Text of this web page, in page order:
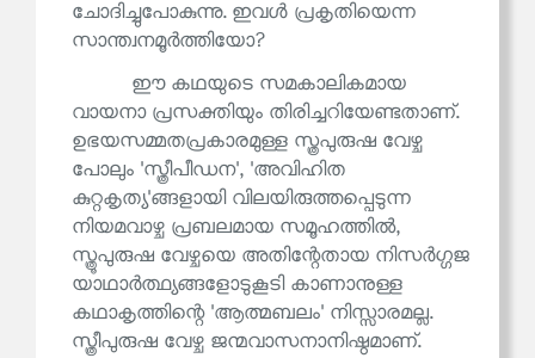
ചോദിച്ചുപോകുന്നു. ഇവൾ പ്രകൃതിയെന്ന
സാന്ത്വനമൂർത്തിയോ?
ഈ കഥയുടെ സമകാലികമായ
വായനാ പ്രസക്തിയും തിരിച്ചറിയേണ്ടതാണ്.
ഉഭയസമ്മതപ്രകാരമുള്ള സ്ത്രപുരുഷ വേഴ്ച
പോലും 'സ്ത്രീപീഡന', 'അവിഹിത
കുറ്റകൃത്യ'ങ്ങളായി വിലയിരുത്തപ്പെടുന്ന
നിയമവാഴ്ച പ്രബലമായ സമൂഹത്തിൽ,
സ്ത്രൂപുരുഷ വേഴ്ചയെ അതിന്റേതായ നിസർഗ്ഗജ
യാഥാർത്ഥ്യങ്ങളോടുകൂടി കാണാനുള്ള
കഥാകൃത്തിന്റെ 'ആത്മബലം' നിസ്സാരമല്ല.
സ്ത്രീപുരുഷ വേഴ്ച ജന്മവാസനാനിഷ്ഠമാണ്.